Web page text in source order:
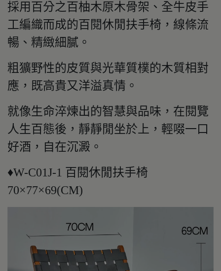
採用百分之百柚木原木骨架、全牛皮手
工編織而成的百閱休閒扶手椅，線條流
暢、精緻細膩。
粗獷野性的皮質與光華質樸的木質相對
應，既高貴又洋溢真情。
就像生命淬煉出的智慧與品味，在閱覽
人生百態後，靜靜閒坐於上，輕啜一口
好酒，自在沉澱。
♦W-C01J-1 百閱休閒扶手椅
70×77×69(CM)